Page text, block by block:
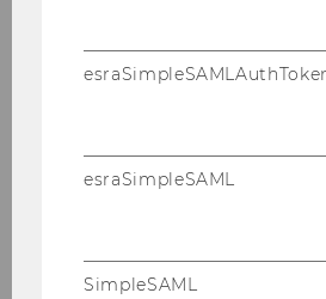
Ashrita Prasad Kotha, PhD,
Xiangdan Luo, PhD, LL.M
Na Li, PhD, LL.M., LL.B.
esraSimpleSAML
SimpleSAML